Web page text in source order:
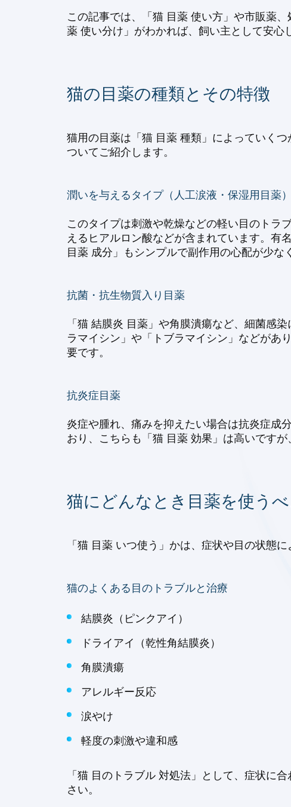
この記事では、「猫 目薬 使い方」や市販薬
薬 使い分け」がわかれば、飼い主として安心
猫の目薬の種類とその特徴
猫用の目薬は「猫 目薬 種類」によっていく
ついてご紹介します。
潤いを与えるタイプ（人工涙液・保湿用目薬）
このタイプは刺激や乾燥などの軽い目のトラ
えるヒアルロン酸などが含まれています。
目薬 成分」もシンプルで副作用の心配が少な
抗菌・抗生物質入り目薬
「猫 結膜炎 目薬」や角膜潰瘍など、細菌感
ラマイシン」や「トブラマイシン」などがあ
要です。
抗炎症目薬
炎症や腫れ、痛みを抑えたい場合は抗炎症成
おり、こちらも「猫 目薬 効果」は高いです
猫にどんなとき目薬を使う
「猫 目薬 いつ使う」かは、症状や目の状態
猫のよくある目のトラブルと治療
結膜炎（ピンクアイ）
ドライアイ（乾性角結膜炎）
角膜潰瘍
アレルギー反応
涙やけ
軽度の刺激や違和感
「猫 目のトラブル 対処法」として、症状に
さい。